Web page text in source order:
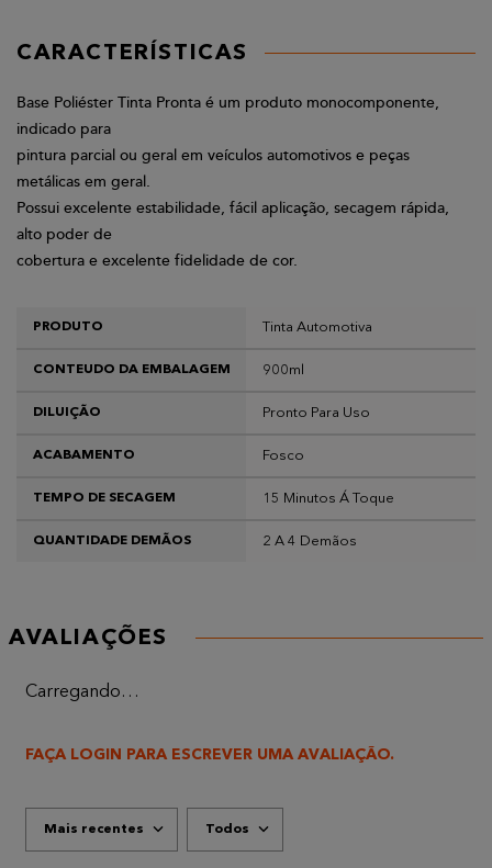
CARACTERÍSTICAS
Base Poliéster Tinta Pronta é um produto monocomponente,
indicado para
pintura parcial ou geral em veículos automotivos e peças
metálicas em geral.
Possui excelente estabilidade, fácil aplicação, secagem rápida,
alto poder de
cobertura e excelente fidelidade de cor.
PRODUTO Tinta Automotiva
CONTEUDO DA EMBALAGEM 900ml
DILUIÇÃO Pronto Para Uso
ACABAMENTO Fosco
TEMPO DE SECAGEM 15 Minutos Á Toque
QUANTIDADE DEMÃOS 2 A 4 Demãos
AVALIAÇÕES
Carregando…
FAÇA LOGIN PARA ESCREVER UMA AVALIAÇÃO.
Mais recentes Todos